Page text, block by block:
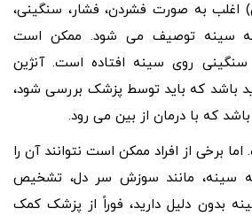
اغلب به صورت فشردن، فشار، سنگینی،
سینه توصیف می شود. ممکن است
روی سینه افتاده است. آنژین
باشد که باید توسط پزشک بررسی شود،
که با درمان از بین می رود.
برخی از افراد ممکن است نتوانند آن را
سینه، مانند سوزش سر دل، تشخیص
بدون دلیل دارید، فوراً از پزشک کمک